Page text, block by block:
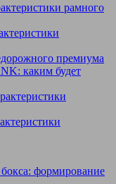
рамного
премиума
каким будет
формирование